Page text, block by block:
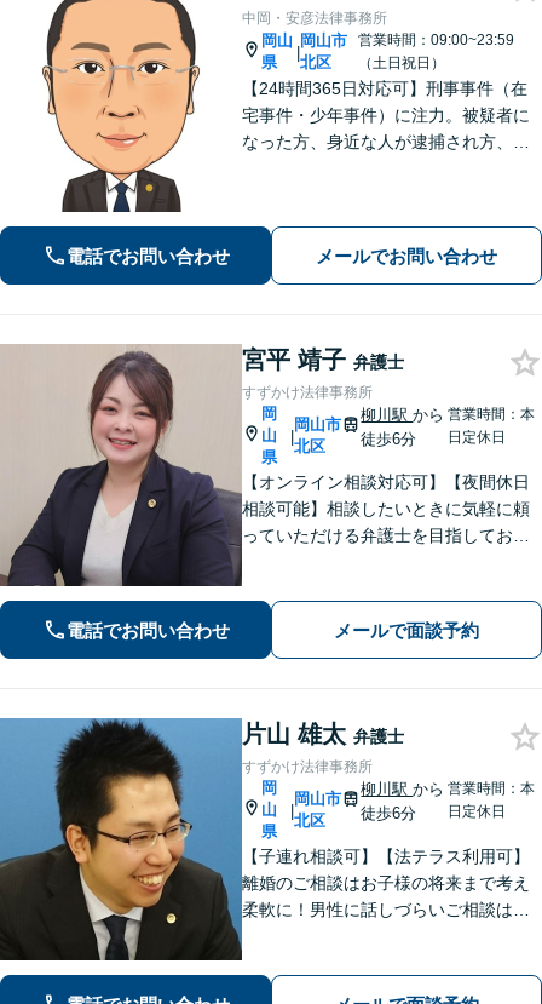
中岡・安彦法律事務所
岡山
県
|
岡山市
北区
営業時間：09:00~23:59
（土日祝日）
【24時間365日対応可】刑事事件（在
宅事件・少年事件）に注力。被疑者に
なった方、身近な人が逮捕され方、す
電話でお問い合わせ メールでお問い合わせ
宮平 靖子 弁護士
すずかけ法律事務所
岡
山
県
|
岡山市
北区
柳川駅から
徒歩6分
営業時間：本
日定休日
【オンライン相談対応可】【夜間休日
相談可能】相談したいときに気軽に頼
っていただける弁護士を目指しており
い。
電話でお問い合わせ メールで面談予約
片山 雄太 弁護士
すずかけ法律事務所
岡
山
県
|
岡山市
北区
柳川駅から
徒歩6分
営業時間：本
日定休日
【子連れ相談可】【法テラス利用可】
離婚のご相談はお子様の将来まで考え
柔軟に！男性に話しづらいご相談は女
と連携してきめ細やかに対応【注力分